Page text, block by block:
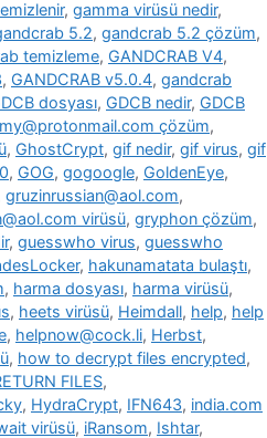
, gamma virüsü nedir,
5.2, gandcrab 5.2 çözüm,
temizleme, GANDCRAB V4,
, GANDCRAB v5.0.4, gandcrab
dosyası, GDCB nedir, GDCB
çözüm,
, GhostCrypt, gif nedir, gif virus, gif
, GOG, gogoogle, GoldenEye,
gruzinrussian@aol.com,
virüsü, gryphon çözüm,
, guesswho virus, guesswho
, hakunamatata bulaştı,
, harma dosyası, harma virüsü,
, heets virüsü, Heimdall, help, help
, helpnow@cock.li, Herbst,
, how to decrypt files encrypted,
FILES,
, HydraCrypt, IFN643, india.com
virüsü, iRansom, Ishtar,